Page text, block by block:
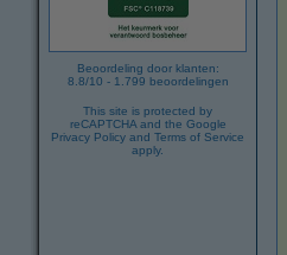
Beoordeling door klanten:
8.8/10 - 1.799 beoordelingen
This site is protected by
reCAPTCHA and the Google
Privacy Policy and Terms of Service
apply.